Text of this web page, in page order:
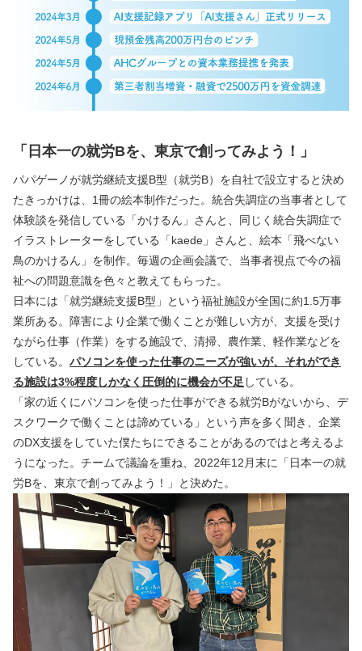
「日本一の就労Bを、東京で創ってみよう！」
パパゲーノが就労継続支援B型（就労B）を自社で設立すると決め
たきっかけは、1冊の絵本制作だった。統合失調症の当事者として
体験談を発信している「かけるん」さんと、同じく統合失調症で
イラストレーターをしている「kaede」さんと、絵本「飛べない
鳥のかけるん」を制作。毎週の企画会議で、当事者視点で今の福
祉への問題意識を色々と教えてもらった。
日本には「就労継続支援B型」という福祉施設が全国に約1.5万事
業所ある。障害により企業で働くことが難しい方が、支援を受け
ながら仕事（作業）をする施設で、清掃、農作業、軽作業などを
している。 パソコンを使った仕事のニーズが強いが、それができ
る施設は3%程度しかなく圧倒的に機会が不足 している。
「家の近くにパソコンを使った仕事ができる就労Bがないから、デ
スクワークで働くことは諦めている」という声を多く聞き、企業
のDX支援をしていた僕たちにできることがあるのではと考えるよ
うになった。チームで議論を重ね、2022年12月末に「日本一の就
労Bを、東京で創ってみよう！」と決めた。